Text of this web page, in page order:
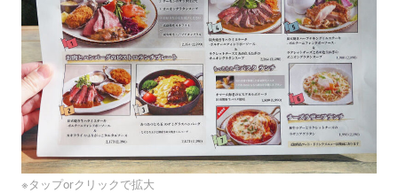
※タップorクリックで拡大